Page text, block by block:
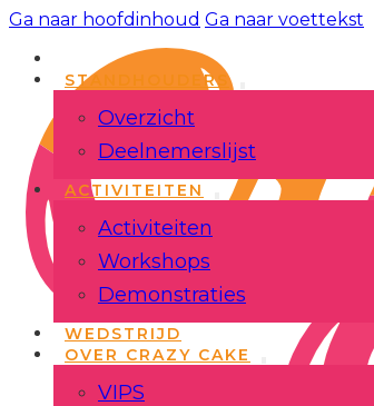
Ga naar hoofdinhoud Ga naar voettekst
STANDHOUDERS
Overzicht
Deelnemerslijst
ACTIVITEITEN
Activiteiten
Workshops
Demonstraties
WEDSTRIJD
OVER CRAZY CAKE
VIPS